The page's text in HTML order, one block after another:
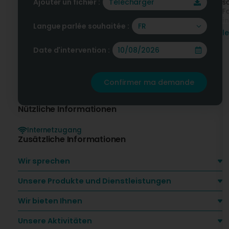
Ajouter un fichier : Télécharger
Langue parlée souhaitée : FR
Date d'intervention :
Confirmer ma demande
Nützliche Informationen
Internetzugang
Zusätzliche Informationen
Wir sprechen
Unsere Produkte und Dienstleistungen
Wir bieten Ihnen
Unsere Aktivitäten